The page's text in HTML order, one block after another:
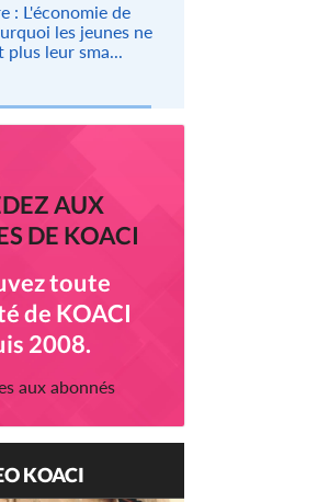
: L'économie de
les jeunes ne
plus leur sma...
AUX
DE KOACI
toute
de KOACI
2008.
aux abonnés
KOACI